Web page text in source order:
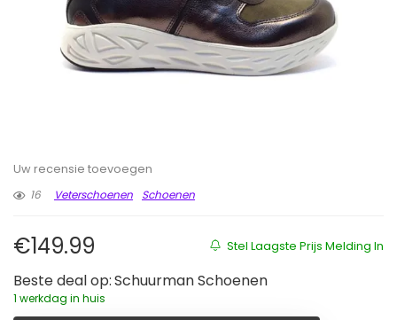
Uw recensie toevoegen
16
Veterschoenen Schoenen
Stel Laagste Prijs Melding In
€149.99
Beste deal op: Schuurman Schoenen
1 werkdag in huis